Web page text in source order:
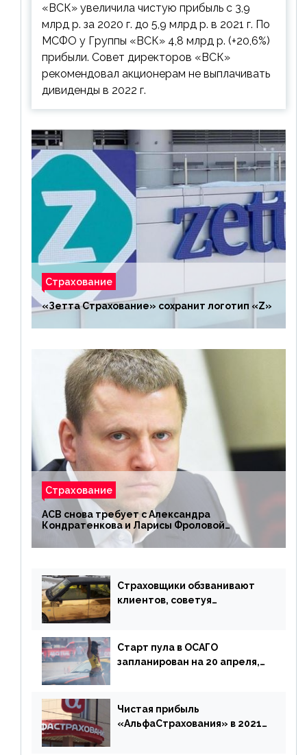
выплачивать
«ВСК» увеличила чистую прибыль с 3,9
млрд р. за 2020 г. до 5,9 млрд р. в 2021 г. По
МСФО у Группы «ВСК» 4,8 млрд р. (+20,6%)
прибыли. Совет директоров «ВСК»
рекомендовал акционерам не выплачивать
дивиденды в 2022 г.
Страхование
«Зетта Страхование» сохранит логотип «Z»
Страхование
АСВ снова требует с Александра
Кондратенкова и Ларисы Фроловой
возмещения убытков на 1,5 млрд р.
Страховщики обзванивают
клиентов, советуя
Старт пула в ОСАГО
запланирован на 20 апреля,
дублировать [дополнено]
Чистая прибыль
«АльфаСтрахования» в 2021